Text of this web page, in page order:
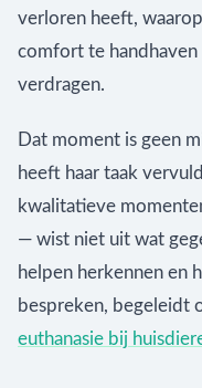
verloren heeft,
comfort te handhaven
verdragen.
Dat moment is geen
heeft haar taak
kwalitatieve
— wist niet uit wat
helpen herkennen en
bespreken, begeleidt
euthanasie bij